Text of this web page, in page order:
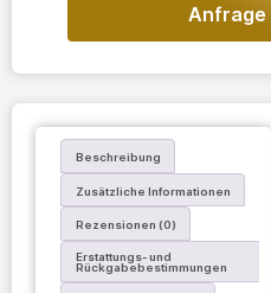
Anfrage
Beschreibung
Zusätzliche Informationen
Rezensionen (0)
Erstattungs- und
Rückgabebestimmungen